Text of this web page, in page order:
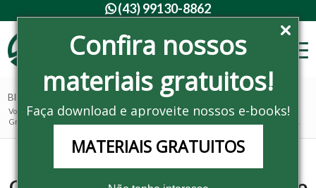
Confira nossos
materiais gratuitos!
Faça download e aproveite nossos e-books!
MATERIAIS GRATUITOS
(43) 99130-8862
Blog - Últimas notícias
Você está aqui: Home / Noticias / Água, Saneamento /
Grupo Ingá Veículos recebe prêmio nacional de Responsabilidade Ambiental da...